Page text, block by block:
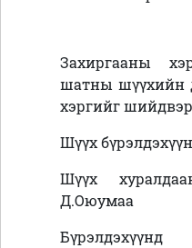
Захиргааны
шатны шүүхийн
хэргийг
Шүүх
Шүүх
Д.Оюумаа